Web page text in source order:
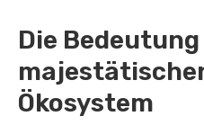
Die
Ökosystem